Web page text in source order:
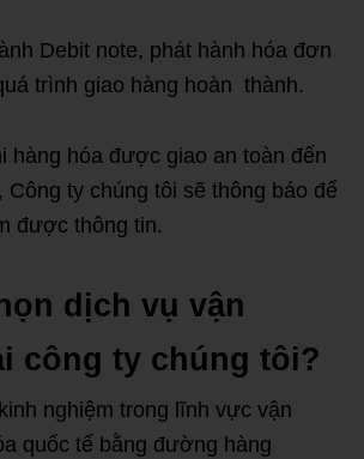
Debit note, phát hành hóa đơn
trình giao hàng hoàn thành.
hàng hóa được giao an toàn đến
ty chúng tôi sẽ thông báo để
được thông tin.
dịch vụ vận
công ty chúng tôi?
nghiệm trong lĩnh vực vận
quốc tế bằng đường hàng